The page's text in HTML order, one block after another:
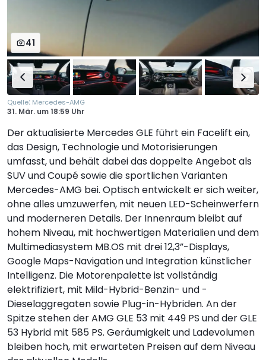
41
Quelle: Mercedes-AMG
31. Mär. um18:59 Uhr
Der aktualisierte Mercedes GLE führt ein Facelift ein,
das Design, Technologie und Motorisierungen
umfasst, und behält dabei das doppelte Angebot als
SUV und Coupé sowie die sportlichen Varianten
Mercedes-AMG bei. Optisch entwickelt er sich weiter,
ohne alles umzuwerfen, mit neuen LED-Scheinwerfern
und moderneren Details. Der Innenraum bleibt auf
hohem Niveau, mit hochwertigen Materialien und dem
Multimediasystem MB.OS mit drei 12,3”-Displays,
Google Maps-Navigation und Integration künstlicher
Intelligenz. Die Motorenpalette ist vollständig
elektrifiziert, mit Mild-Hybrid-Benzin- und -
Dieselaggregaten sowie Plug-in-Hybriden. An der
Spitze stehen der AMG GLE 53 mit 449 PS und der GLE
53 Hybrid mit 585 PS. Geräumigkeit und Ladevolumen
bleiben hoch, mit erwarteten Preisen auf dem Niveau